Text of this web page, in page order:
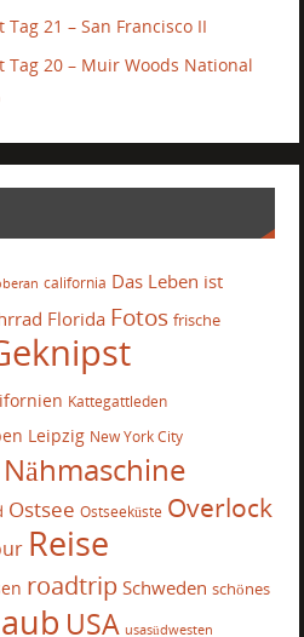
21 – San Francisco II
Tag 20 – Muir Woods National
california Das Leben ist
Florida Fotos frische
Kattegattleden
Leipzig New York City
Nähmaschine
Ostsee Ostseeküste Overlock
Reise
roadtrip Schweden schönes
USA usasüdwesten